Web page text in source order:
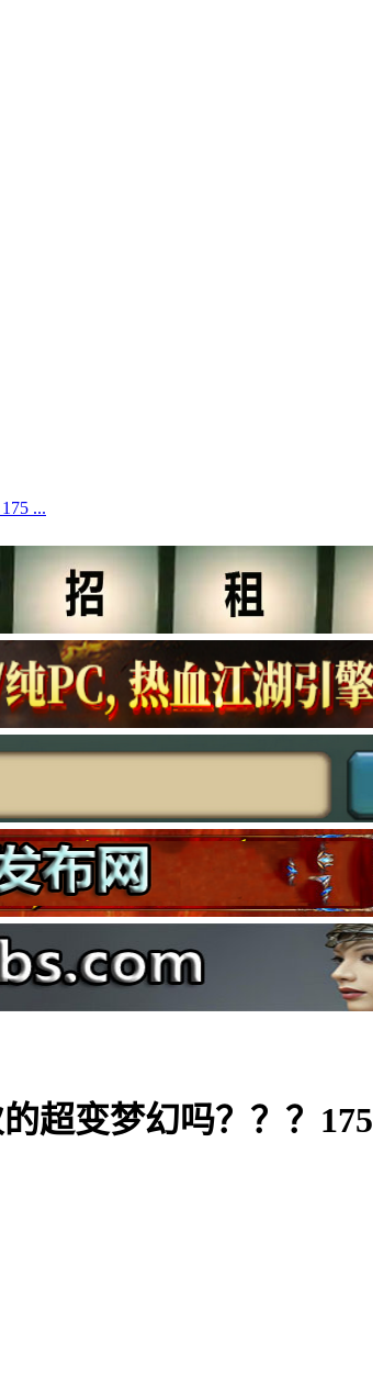
...
超变梦幻吗？？？175